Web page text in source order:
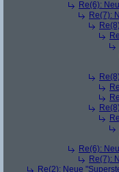
Re(6):
Re(7):
Re(6):
Re(7):
Re(2): Neue